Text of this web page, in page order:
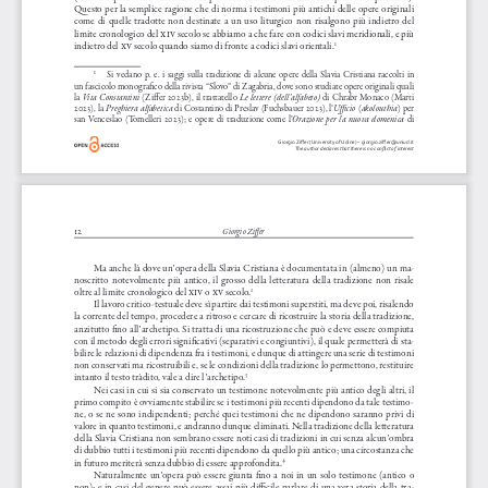
Giorgio Ziffer (University of Udine) – giorgio.ziffer@uniud.it
The author declares that there is no conflict of interest
Questo per la semplice ragione che di norma i testimoni più antichi delle opere originali
come  di  quelle  tradotte  non  destinate  a  un  uso  liturgico  non  risalgono  più  indietro  del
limite cronologico del xiv secolo se abbiamo a che fare con codici slavi meridionali, e più
indietro del xv secolo quando siamo di fronte a codici slavi orientali. 1
1
Si  vedano  p.  e.  i  saggi  sulla  tradizione  di  alcune  opere  della  Slavia  Cristiana  raccolti  in
un fascicolo monografico della rivista “Slovo” di Zagabria, dove sono studiate opere originali quali
la Vita Constantini (Ziffer 2023b), il trattatello Le lettere (dell’alfabeto) di Chrabr Monaco (Marti
2023), la Preghiera alfabetica di Costantino di Preslav (Fuchsbauer 2023), l’Ufficio (akolouthia) per
san  Venceslao  (Tomelleri  2023);  e  opere  di  traduzione  come  l’Orazione  per  la  nuova  domenica di
12 Giorgio Ziffer
Ma anche là dove un’opera della Slavia Cristiana è documentata in (almeno) un ma-
noscritto  notevolmente  più  antico,  il  grosso  della  letteratura  della  tradizione  non  risale
oltre al limite cronologico del xiv o xv secolo.2
Il lavoro critico-testuale deve sì partire dai testimoni superstiti, ma deve poi, risalendo
la corrente del tempo, procedere a ritroso e cercare di ricostruire la storia della tradizione,
anzitutto fino all’archetipo. Si tratta di una ricostruzione che può e deve essere compiuta
con il metodo degli errori significativi (separativi e congiuntivi), il quale permetterà di sta-
bilire le relazioni di dipendenza fra i testimoni, e dunque di attingere una serie di testimoni
non conservati ma ricostruibili e, se le condizioni della tradizione lo permettono, restituire
intanto il testo tràdito, vale a dire l’archetipo.3
Nei  casi  in  cui  si  sia  conservato  un  testimone  notevolmente  più  antico  degli  altri,  il
primo compito è ovviamente stabilire se i testimoni più recenti dipendono da tale testimo -
ne,  o  se  ne  sono  indipendenti;  perché  quei  testimoni  che  ne  dipendono  saranno  privi  di
valore in quanto testimoni, e andranno dunque eliminati. Nella tradizione della letteratura
della Slavia Cristiana non sembrano essere noti casi di tradizioni in cui senza alcun’ombra
di dubbio tutti i testimoni più recenti dipendono da quello più antico; una circostanza che
in futuro meriterà senza dubbio di essere approfondita.4
Naturalmente  un’opera  può  essere  giunta  fino  a  noi  in  un  solo  testimone  (antico  o
non);  e  in  casi  del  genere  può  essere  assai  più  difficile  parlare  di  una  vera  storia  della  tra-